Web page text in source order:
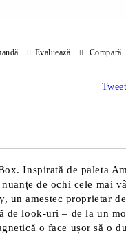
Evaluează Compară
Tweet
Inspirată de paleta
de ochi cele mai
amestec proprietar
de look-uri – de la un
o face ușor să